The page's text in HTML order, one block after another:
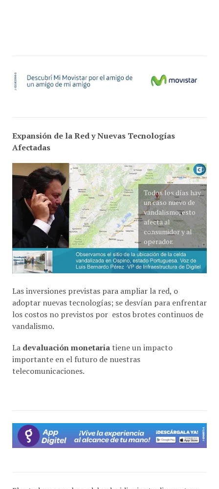
Afectadas
Todos los días hay
un caso nuevo de
vandalismo, esto
afecta al
consumidor y al
operador.
adoptar nuevas tecnologías; se desvían para enfrentar
los costos no previstos por estos brotes continuos de
vandalismo.
importante en el futuro de nuestras
telecomunicaciones.